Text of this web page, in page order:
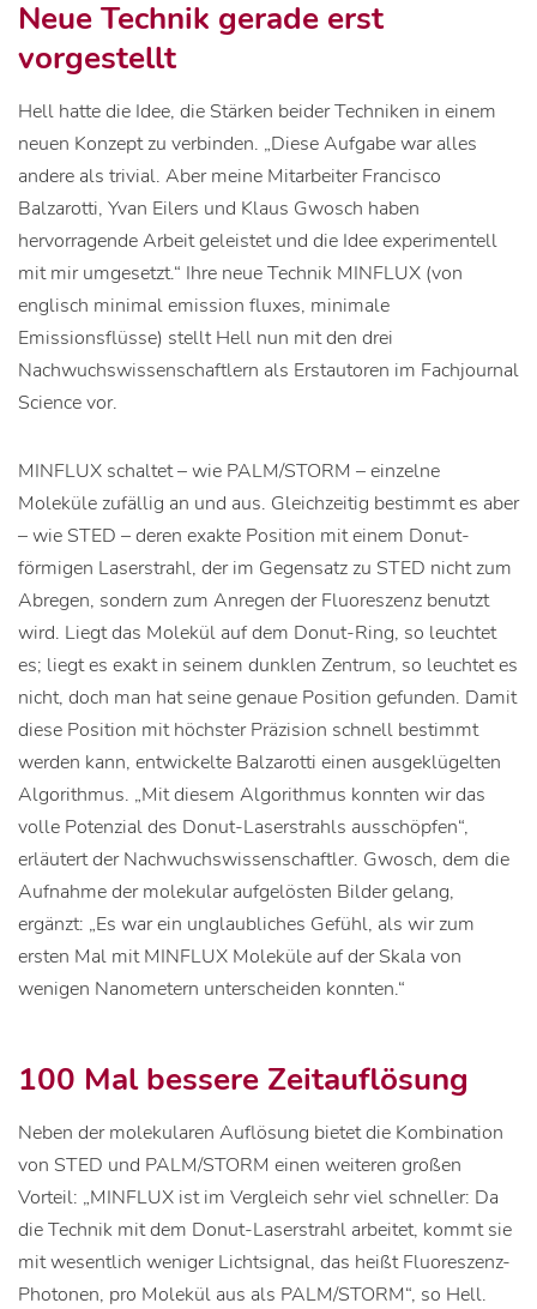
Neue Technik gerade erst
vorgestellt
Hell hatte die Idee, die Stärken beider Techniken in einem
neuen Konzept zu verbinden. „Diese Aufgabe war alles
andere als trivial. Aber meine Mitarbeiter Francisco
Balzarotti, Yvan Eilers und Klaus Gwosch haben
hervorragende Arbeit geleistet und die Idee experimentell
mit mir umgesetzt.“ Ihre neue Technik MINFLUX (von
englisch minimal emission fluxes, minimale
Emissionsflüsse) stellt Hell nun mit den drei
Nachwuchswissenschaftlern als Erstautoren im Fachjournal
Science vor.
MINFLUX schaltet – wie PALM/STORM – einzelne
Moleküle zufällig an und aus. Gleichzeitig bestimmt es aber
– wie STED – deren exakte Position mit einem Donut-
förmigen Laserstrahl, der im Gegensatz zu STED nicht zum
Abregen, sondern zum Anregen der Fluoreszenz benutzt
wird. Liegt das Molekül auf dem Donut-Ring, so leuchtet
es; liegt es exakt in seinem dunklen Zentrum, so leuchtet es
nicht, doch man hat seine genaue Position gefunden. Damit
diese Position mit höchster Präzision schnell bestimmt
werden kann, entwickelte Balzarotti einen ausgeklügelten
Algorithmus. „Mit diesem Algorithmus konnten wir das
volle Potenzial des Donut-Laserstrahls ausschöpfen“,
erläutert der Nachwuchswissenschaftler. Gwosch, dem die
Aufnahme der molekular aufgelösten Bilder gelang,
ergänzt: „Es war ein unglaubliches Gefühl, als wir zum
ersten Mal mit MINFLUX Moleküle auf der Skala von
wenigen Nanometern unterscheiden konnten.“
100 Mal bessere Zeitauflösung
Neben der molekularen Auflösung bietet die Kombination
von STED und PALM/STORM einen weiteren großen
Vorteil: „MINFLUX ist im Vergleich sehr viel schneller: Da
die Technik mit dem Donut-Laserstrahl arbeitet, kommt sie
mit wesentlich weniger Lichtsignal, das heißt Fluoreszenz-
Photonen, pro Molekül aus als PALM/STORM“, so Hell.